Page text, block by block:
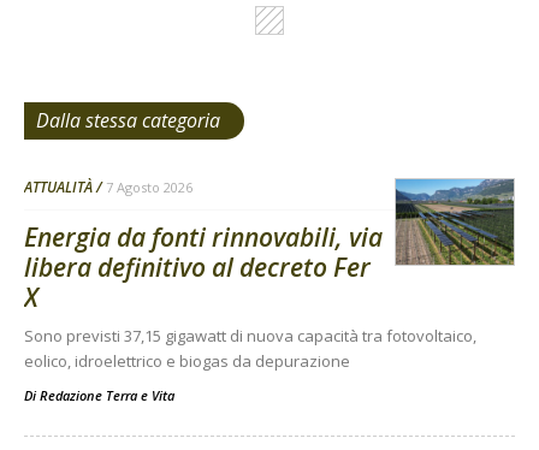
Dalla stessa categoria
ATTUALITÀ 7 Agosto 2026
Energia da fonti rinnovabili, via
libera definitivo al decreto Fer
X
Sono previsti 37,15 gigawatt di nuova capacità tra fotovoltaico,
eolico, idroelettrico e biogas da depurazione
Di Redazione Terra e Vita